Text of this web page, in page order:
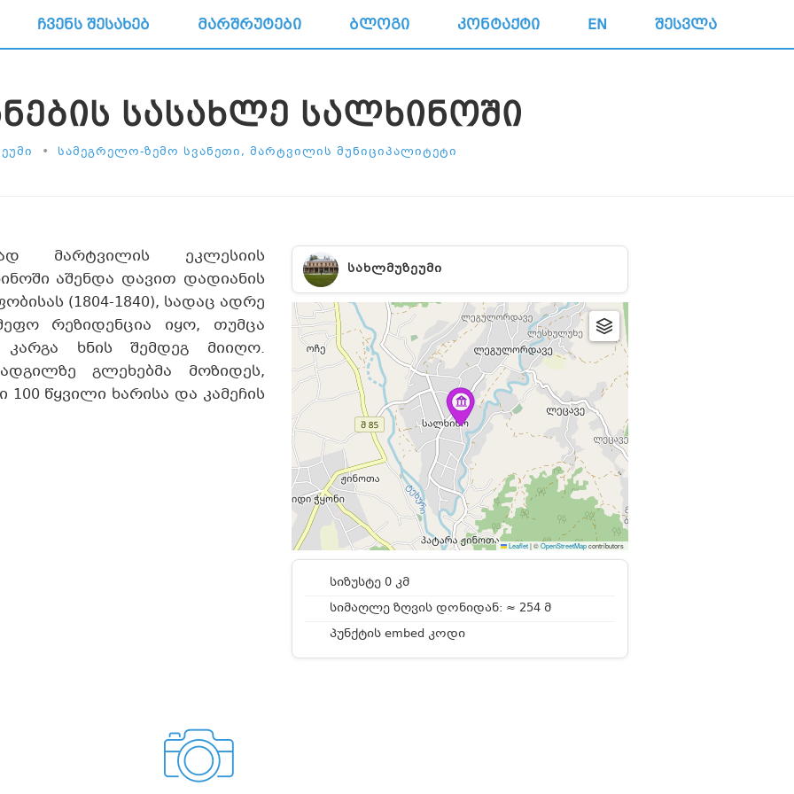
ᲩᲕᲔᲜᲡ ᲨᲔᲡᲐᲮᲔᲑ ᲛᲐᲠᲨᲠᲣᲢᲔᲑᲘ ᲑᲚᲝᲒᲘ ᲙᲝᲜᲢᲐᲥᲢᲘ EN ᲨᲔᲡᲕᲚᲐ
ᲡᲐᲡᲐᲮᲚᲔ ᲡᲐᲚᲮᲘᲜᲝᲨᲘ
• ᲡᲐᲛᲔᲒᲠᲔᲚᲝ-ᲖᲔᲛᲝ ᲡᲕᲐᲜᲔᲗᲘ, ᲛᲐᲠᲢᲕᲘᲚᲘᲡ ᲛᲣᲜᲘᲪᲘᲞᲐᲚᲘᲢᲔᲢᲘ
ᲡᲐᲮᲚᲛᲣᲖᲔᲣᲛᲘ
Leaflet|©OpenStreetMapcontributors
სიზუსტე 0 კმ
სიმაღლე ზღვის დონიდან: ≈ 254 მ
პუნქტის embed კოდი
მარტვილის ეკლესიის
აშენდა დავით დადიანის
(1804-1840), სადაც ადრე
რეზიდენცია იყო, თუმცა
ხნის შემდეგ მიიღო.
გლეხებმა მოზიდეს,
წყვილი ხარისა და კამეჩის